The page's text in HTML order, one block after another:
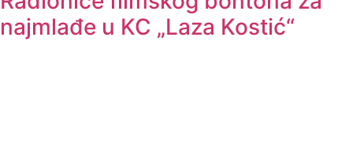
najmlađe u KC „Laza Kostić“